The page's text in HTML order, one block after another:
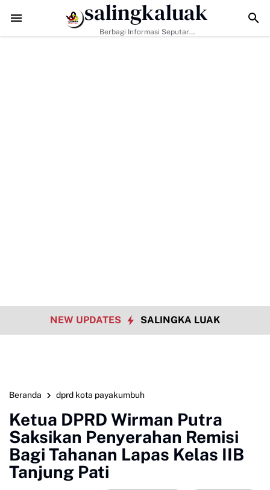
TMMD ke-129 Tak Hanya Bangun Jalan, Bekali Warga Buluh
salingkaluak
Berbagi Informasi Seputar
NEW UPDATES SALINGKA LUAK
Beranda dprd kota payakumbuh
Ketua DPRD Wirman Putra
Saksikan Penyerahan Remisi
Bagi Tahanan Lapas Kelas IIB
Tanjung Pati